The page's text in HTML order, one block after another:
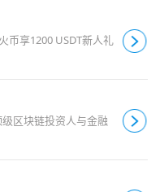
币享1200 USDT新人礼
区块链投资人与金融